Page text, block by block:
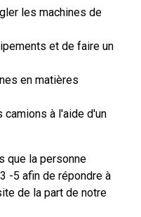
les machines de
et de faire un
en matières
camions à l'aide d'un
que la personne
-5 afin de répondre à
de la part de notre